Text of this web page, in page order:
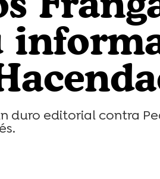
duro editorial contra